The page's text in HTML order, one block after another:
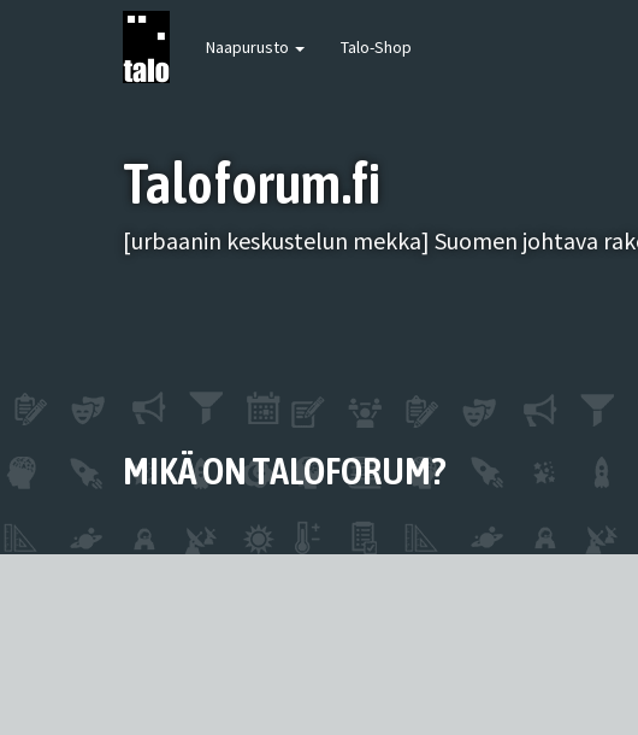
Naapurusto Talo-Shop
Taloforum.fi
[urbaanin keskustelun mekka] Suomen johtava
MIKÄ ON TALOFORUM?